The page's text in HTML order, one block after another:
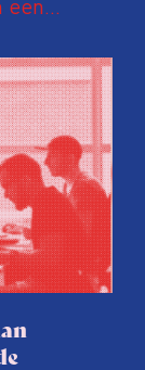
met
Daar
blijkt
in een